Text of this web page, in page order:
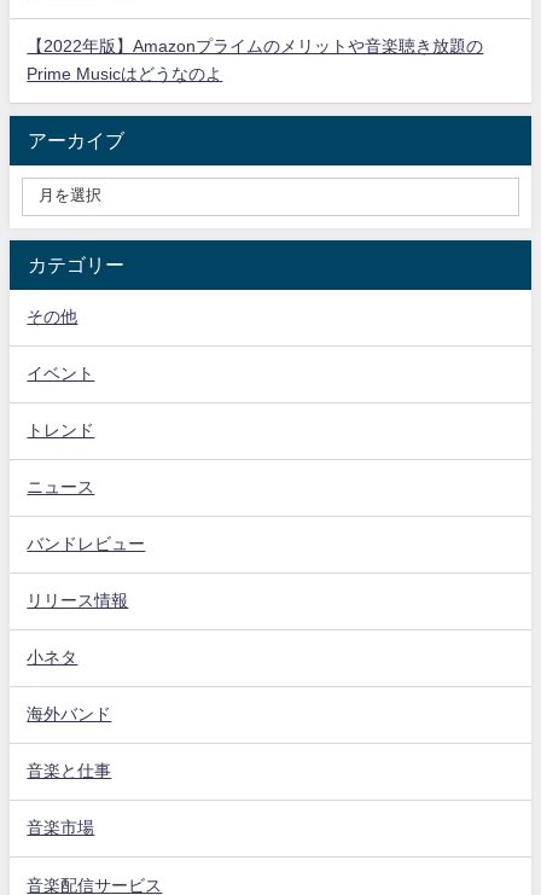
【2022年版】Amazonプライムのメリットや音楽聴き放題の
Prime Musicはどうなのよ
アーカイブ
カテゴリー
その他
イベント
トレンド
ニュース
バンドレビュー
リリース情報
小ネタ
海外バンド
音楽と仕事
音楽市場
音楽配信サービス